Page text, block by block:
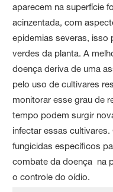
aparecem na superfície
acinzentada, com
epidemias severas, isso
verdes da planta. A
doença deriva de uma
pelo uso de cultivares
monitorar esse grau de
tempo podem surgir
infectar essas
fungicidas específicos
combate da doença na
o controle do oídio.